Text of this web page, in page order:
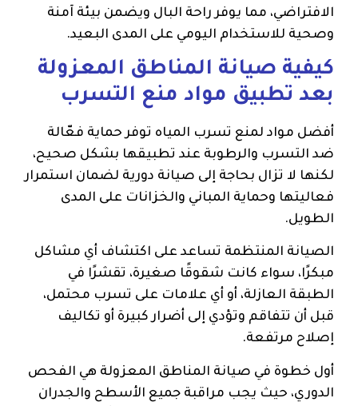
الافتراضي، مما يوفر راحة البال ويضمن بيئة آمنة
وصحية للاستخدام اليومي على المدى البعيد.
كيفية صيانة المناطق المعزولة
بعد تطبيق مواد منع التسرب
أفضل مواد لمنع تسرب المياه توفر حماية فعّالة
ضد التسرب والرطوبة عند تطبيقها بشكل صحيح،
لكنها لا تزال بحاجة إلى صيانة دورية لضمان استمرار
فعاليتها وحماية المباني والخزانات على المدى
الطويل.
الصيانة المنتظمة تساعد على اكتشاف أي مشاكل
مبكرًا، سواء كانت شقوقًا صغيرة، تقشرًا في
الطبقة العازلة، أو أي علامات على تسرب محتمل،
قبل أن تتفاقم وتؤدي إلى أضرار كبيرة أو تكاليف
إصلاح مرتفعة.
أول خطوة في صيانة المناطق المعزولة هي الفحص
الدوري، حيث يجب مراقبة جميع الأسطح والجدران